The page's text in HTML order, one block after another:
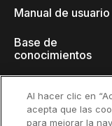
Manual de usuario
Base de
conocimientos
Tutoriales en
Al hacer clic en
acepta que las
para mejorar la